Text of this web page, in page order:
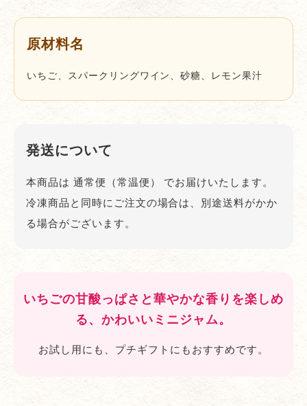
原材料名
いちご、スパークリングワイン、砂糖、レモン果汁
発送について
本商品は 通常便（常温便）
でお届けいたします。
冷凍商品と同時にご注文の場合は、別途送料がかか
る場合がございます。
いちごの甘酸っぱさと華やかな香りを楽しめ
る、かわいいミニジャム。
お試し用にも、プチギフトにもおすすめです。